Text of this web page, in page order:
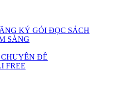
KÝ GÓI ĐỌC SÁCH
SÀNG
ĐỀ
FREE